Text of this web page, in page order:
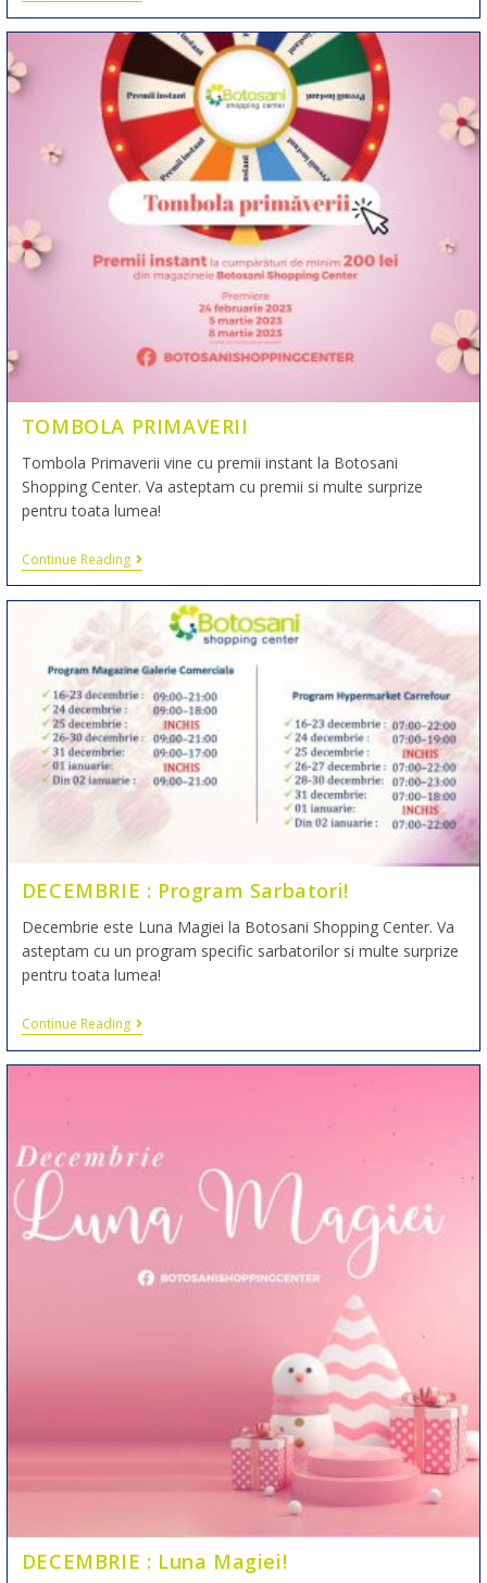
TOMBOLA PRIMAVERII
Tombola Primaverii vine cu premii instant la Botosani
Shopping Center. Va asteptam cu premii si multe surprize
pentru toata lumea!
Continue Reading
DECEMBRIE : Program Sarbatori!
Decembrie este Luna Magiei la Botosani Shopping Center. Va
asteptam cu un program specific sarbatorilor si multe surprize
pentru toata lumea!
Continue Reading
DECEMBRIE : Luna Magiei!